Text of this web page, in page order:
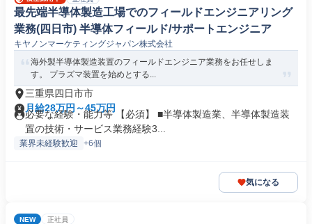
最先端半導体製造工場でのフィールドエンジニアリング
業務(四日市) 半導体フィールド/サポートエンジニア
キヤノンマーケティングジャパン株式会社
海外製半導体製造装置のフィールドエンジニア業務をお任せしま
す。 プラズマ装置を始めとする...
三重県四日市市
月給28万円～45万円
必要な経験・能力等 【必須】 ■半導体製造業、半導体製造装
置の技術・サービス業務経験3...
業界未経験歓迎 +6個
気になる
NEW 正社員